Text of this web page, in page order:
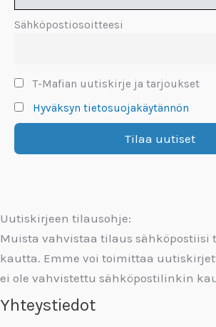
Sähköpostiosoitteesi
T-Mafian uutiskirje ja tarjoukset
Hyväksyn tietosuojakäytännön
Uutiskirjeen tilausohje:
Muista vahvistaa tilaus sähköpostiisi
kautta. Emme voi toimittaa
ei ole vahvistettu sähköpostilinkin
Yhteystiedot